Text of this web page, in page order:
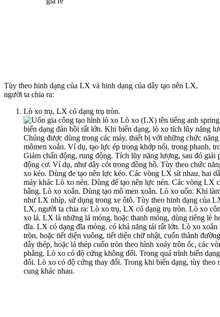
Tùy theo hinh dạng của LX và hinh dạng của dây tạo nên LX,
người ta chia ra:
Lò xo trụ, LX có dạng trụ tròn.